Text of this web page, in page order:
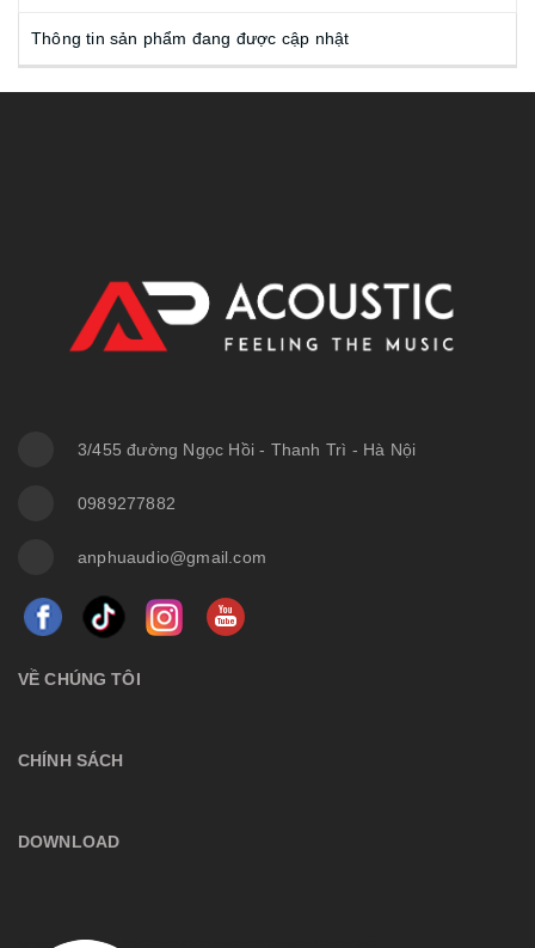
Thông tin sản phẩm đang được cập nhật
3/455 đường Ngọc Hồi - Thanh Trì - Hà Nội
0989277882
anphuaudio@gmail.com
VỀ CHÚNG TÔI
CHÍNH SÁCH
DOWNLOAD